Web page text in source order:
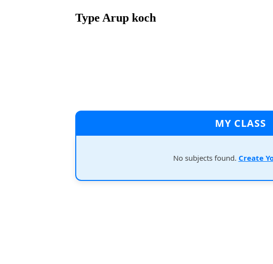
Type Arup koch
MY CLASS
No subjects found. Create